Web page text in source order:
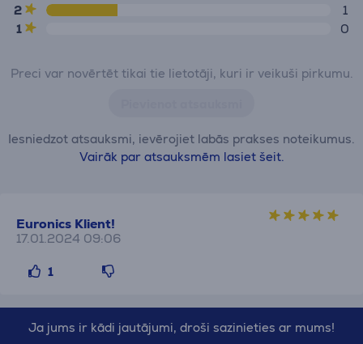
2
1
1
0
Preci var novērtēt tikai tie lietotāji, kuri ir veikuši pirkumu.
Iesniedzot atsauksmi, ievērojiet labās prakses noteikumus.
Vairāk par atsauksmēm lasiet šeit.
Euronics Klient!
17.01.2024 09:06
1
Ja jums ir kādi jautājumi, droši sazinieties ar mums!